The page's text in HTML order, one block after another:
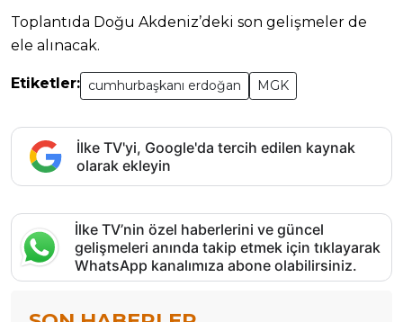
Toplantıda Doğu Akdeniz’deki son gelişmeler de
ele alınacak.
Etiketler: cumhurbaşkanı erdoğan MGK
İlke TV'yi, Google'da tercih edilen kaynak
olarak ekleyin
İlke TV’nin özel haberlerini ve güncel
gelişmeleri anında takip etmek için tıklayarak
WhatsApp kanalımıza abone olabilirsiniz.